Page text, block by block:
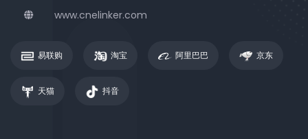
www.cnelinker.com
易联购 淘宝 阿里巴巴 京东
天猫 抖音